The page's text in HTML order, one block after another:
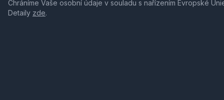
Chráníme Vaše osobní údaje v souladu s nařízením Evropské
Detaily zde.